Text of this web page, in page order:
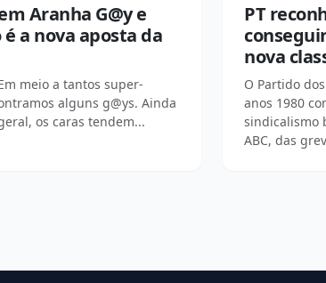
Aranha G@y e
a nova aposta da
meio a tantos super-
alguns g@ys. Ainda
os caras tendem...
PT
nova
O Partido
anos 1980
sindicalismo
ABC, das